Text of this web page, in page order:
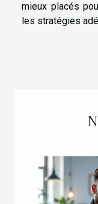
mieux placés
les stratégies